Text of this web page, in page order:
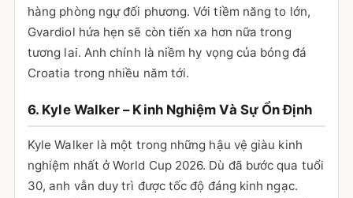
hàng phòng ngự đối phương. Với tiềm năng to lớn,
Gvardiol hứa hẹn sẽ còn tiến xa hơn nữa trong
tương lai. Anh chính là niềm hy vọng của bóng đá
Croatia trong nhiều năm tới.
6. Kyle Walker – Kinh Nghiệm Và Sự Ổn Định
Kyle Walker là một trong những hậu vệ giàu kinh
nghiệm nhất ở World Cup 2026. Dù đã bước qua tuổi
30, anh vẫn duy trì được tốc độ đáng kinh ngạc.